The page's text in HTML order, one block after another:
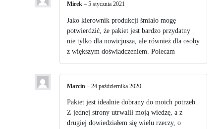
Mirek – 5 stycznia 2021
Jako kierownik produkcji śmiało mogę
potwierdzić, że pakiet jest bardzo przydatny
nie tylko dla nowicjusza, ale również dla osoby
z większym doświadczeniem. Polecam
Marcin – 24 października 2020
Pakiet jest idealnie dobrany do moich potrzeb.
Z jednej strony utrwalił moją wiedzę, a z
drugiej dowiedziałem się wielu rzeczy, o